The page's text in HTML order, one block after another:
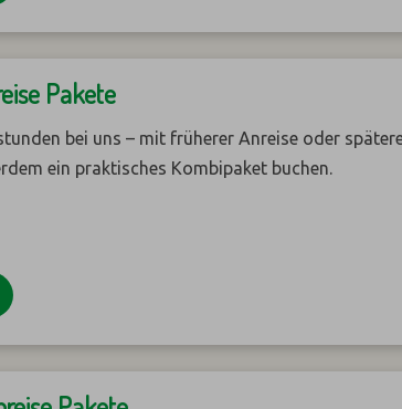
Pakete
bei uns – mit früherer Anreise oder
ein praktisches Kombipaket buchen.